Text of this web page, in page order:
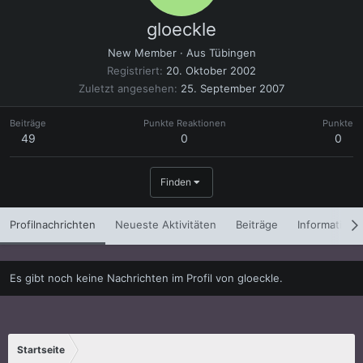
gloeckle
New Member · Aus Tübingen
Registriert
20. Oktober 2002
Zuletzt angesehen
25. September 2007
Beiträge
49
Punkte Reaktionen
0
Punkte
0
Finden
Profilnachrichten Neueste Aktivitäten Beiträge
Es gibt noch keine Nachrichten im Profil von gloeckle.
Startseite